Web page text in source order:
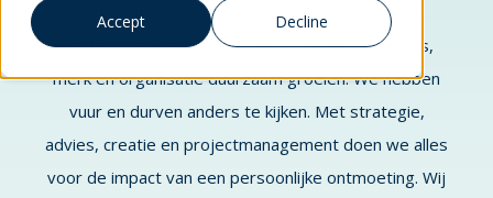
Accept Decline
We bedenken en regisseren evenementen die
verder gaan dan de dag zelf. Zo helpen we mens,
merk en organisatie duurzaam groeien. We hebben
vuur en durven anders te kijken. Met strategie,
advies, creatie en projectmanagement doen we alles
voor de impact van een persoonlijke ontmoeting. Wij